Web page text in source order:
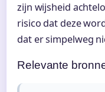
zijn wijsheid
risico dat deze
dat er simpelweg
Relevante